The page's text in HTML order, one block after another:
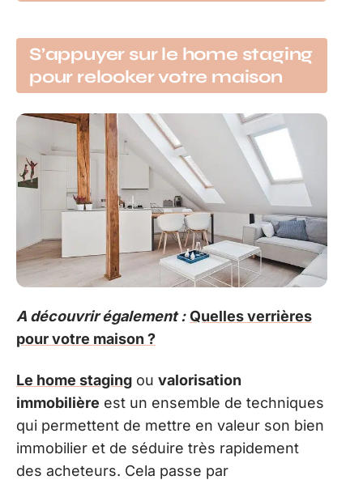
S’appuyer sur le home staging
pour relooker votre maison
A découvrir également : Quelles verrières
pour votre maison ?
Le home staging ou valorisation
immobilière est un ensemble de techniques
qui permettent de mettre en valeur son bien
immobilier et de séduire très rapidement
des acheteurs. Cela passe par